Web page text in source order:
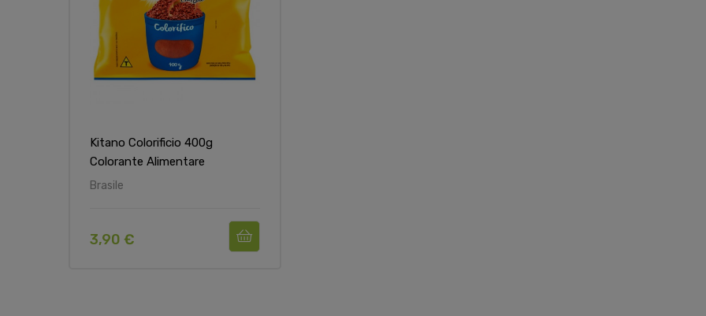
Kitano Colorificio 400g
Colorante Alimentare
Brasile
3,90 €